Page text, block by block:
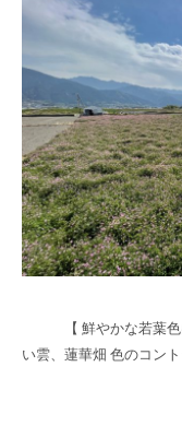
【 鮮やかな若葉
い雲、蓮華畑 色のコント